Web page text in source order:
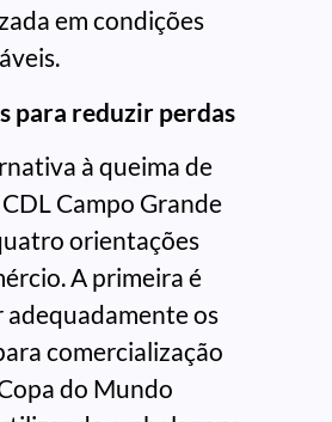
em condições
para reduzir perdas
à queima de
Campo Grande
orientações
A primeira é
adequadamente os
comercialização
do Mundo